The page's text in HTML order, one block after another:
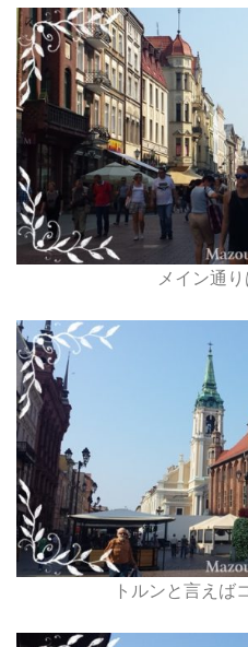
メイン通り
トルンと言えば